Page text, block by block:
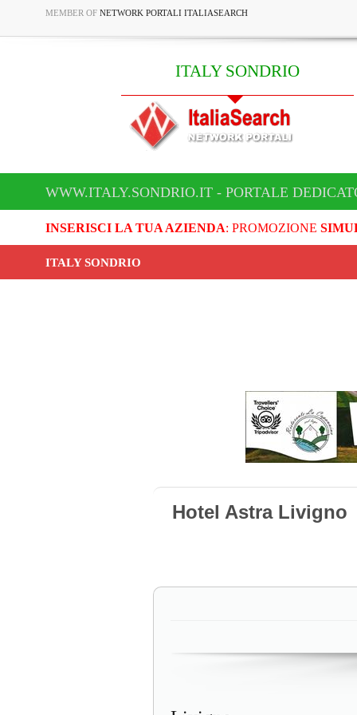
MEMBER OF NETWORK PORTALI ITALIASEARCH
ITALY SONDRIO
WWW.ITALY.SONDRIO.IT - PORTALE
INSERISCI LA TUA AZIENDA: PROMOZIONE
ITALY SONDRIO
Hotel Astra Livigno